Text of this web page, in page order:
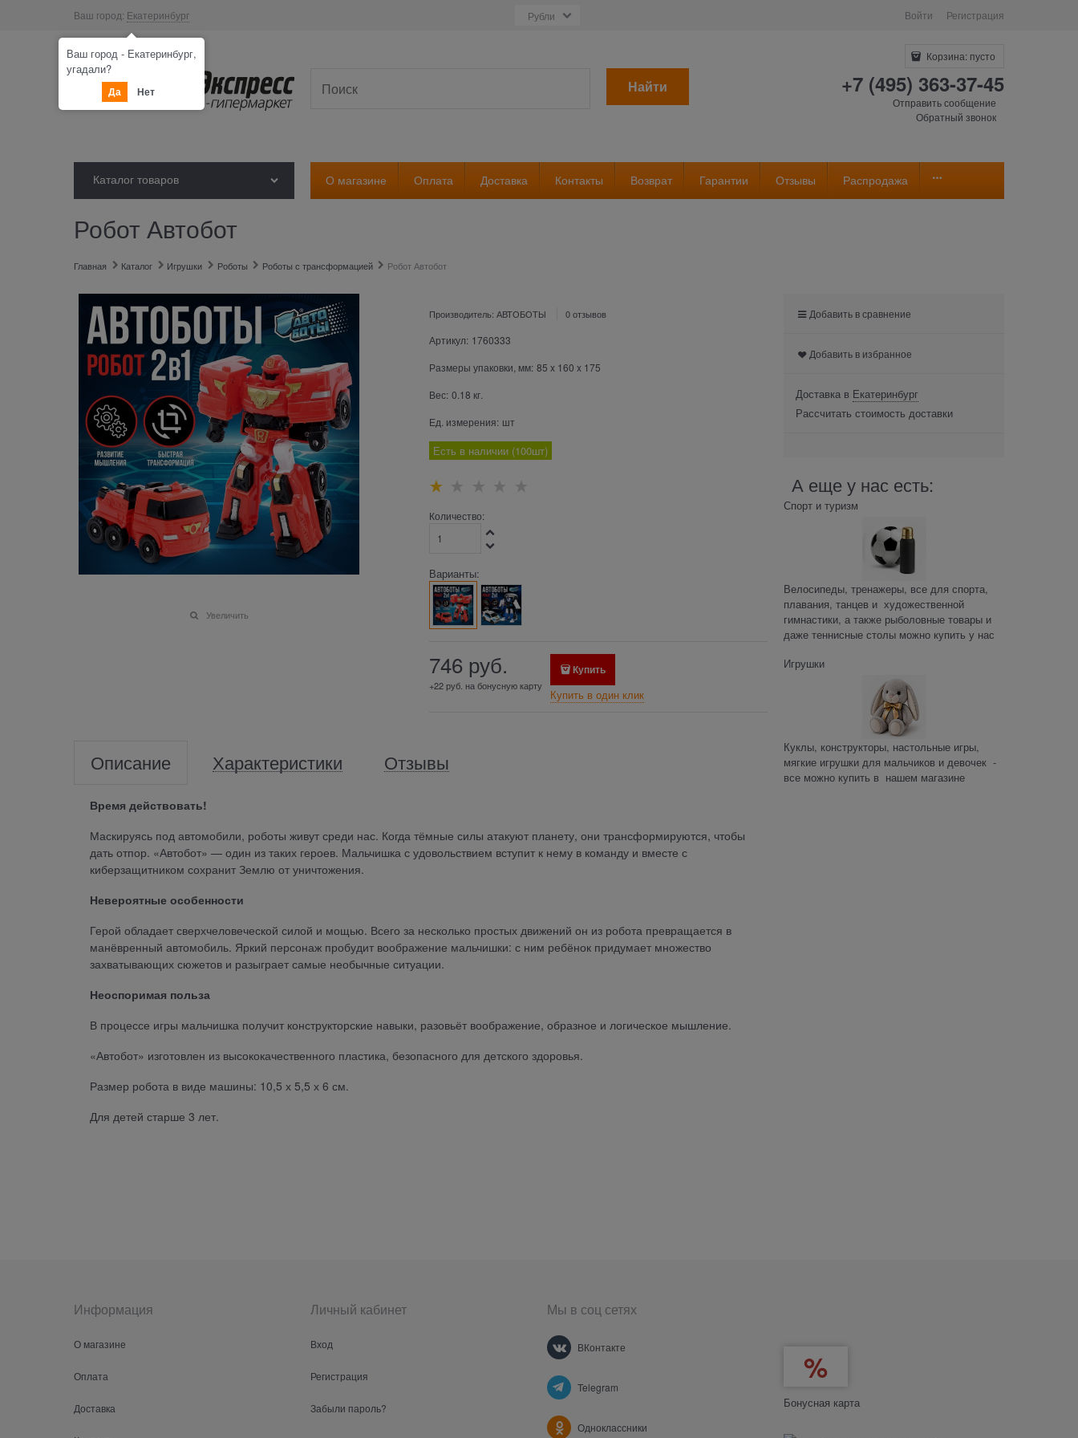
Ваш город: Екатеринбург Войти Регистрация
Найти
Корзина: пусто
+7 (495) 363-37-45
Отправить сообщение
Обратный звонок
Каталог товаров О магазине Оплата Доставка Контакты Возврат Гарантии Отзывы Распродажа
Робот Автобот
Главная Каталог Игрушки Роботы Роботы с трансформацией Робот Автобот
Увеличить
Производитель: АВТОБОТЫ 0 отзывов
Артикул: 1760333
Размеры упаковки, мм: 85 x 160 x 175
Вес: 0.18 кг.
Ед. измерения: шт
Есть в наличии (100шт)
Количество:
Варианты:
746 руб.
+22 руб. на бонусную карту
Купить
Купить в один клик
Описание Характеристики Отзывы
Время действовать!
Маскируясь под автомобили, роботы живут среди нас. Когда тёмные силы атакуют планету, они трансформируются, чтобы
дать отпор. «Автобот» — один из таких героев. Мальчишка с удовольствием вступит к нему в команду и вместе с
киберзащитником сохранит Землю от уничтожения.
Невероятные особенности
Герой обладает сверхчеловеческой силой и мощью. Всего за несколько простых движений он из робота превращается в
манёвренный автомобиль. Яркий персонаж пробудит воображение мальчишки: с ним ребёнок придумает множество
захватывающих сюжетов и разыграет самые необычные ситуации.
Неоспоримая польза
В процессе игры мальчишка получит конструкторские навыки, разовьёт воображение, образное и логическое мышление.
«Автобот» изготовлен из высококачественного пластика, безопасного для детского здоровья.
Размер робота в виде машины: 10,5 х 5,5 х 6 см.
Для детей старше 3 лет.
Добавить в сравнение
Добавить в избранное
Доставка в Екатеринбург
Рассчитать стоимость доставки
А еще у нас есть:
Спорт и туризм
Велосипеды, тренажеры, все для спорта,
плавания, танцев и художественной
гимнастики, а также рыболовные товары и
даже теннисные столы можно купить у нас
Игрушки
Куклы, конструкторы, настольные игры,
мягкие игрушки для мальчиков и девочек -
все можно купить в нашем магазине
Информация
О магазине
Оплата
Доставка
Личный кабинет
Вход
Регистрация
Забыли пароль?
Мы в соц сетях
ВКонтакте
Telegram
Одноклассники
Бонусная карта
Ваш город - Екатеринбург,
угадали?
Да Нет